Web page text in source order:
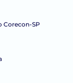
Corecon-SP